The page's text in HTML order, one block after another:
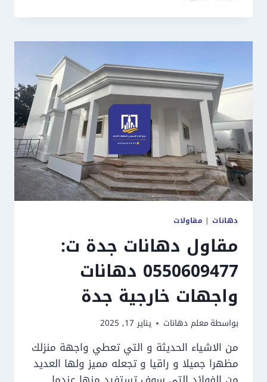
جدة
0550609477
بوية
جدة
دهانات| مقاولات
مقاول دهانات جدة ت:
0550609477 دهانات
واجهات خارجية جدة
بواسطة معلم دهانات يناير 17, 2025
من الاشياء الحديثة و التي تعطي واجهة منزلك
مظهرا جميلا و راقيا و تجعله مميز ولها العديد